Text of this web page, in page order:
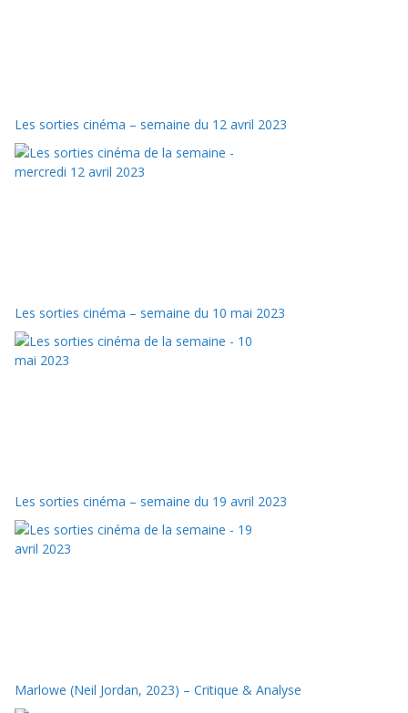
Les sorties cinéma – semaine du 12 avril 2023
Les sorties cinéma – semaine du 10 mai 2023
Les sorties cinéma – semaine du 19 avril 2023
Marlowe (Neil Jordan, 2023) – Critique & Analyse